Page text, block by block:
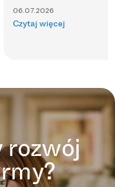
06.07.2026
Czytaj więcej
rozwój